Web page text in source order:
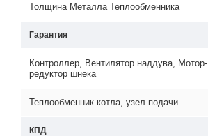
Толщина Металла Теплообменника
Гарантия
Контроллер, Вентилятор наддува, Мотор-
редуктор шнека
Теплообменник котла, узел подачи
КПД